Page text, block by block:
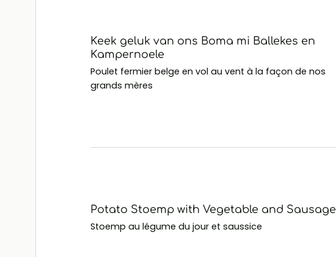
Keek geluk van ons Boma mi Ballekes en
Kampernoele
Poulet fermier belge en vol au vent à la façon de nos
grands mères
Potato Stoemp with Vegetable and Sausage
Stoemp au légume du jour et saussice